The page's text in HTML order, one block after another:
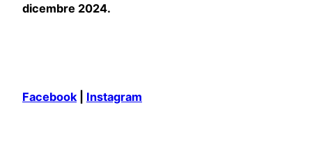
dicembre 2024.
Facebook Instagram